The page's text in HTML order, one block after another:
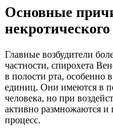
Основные
Главные возбудители
частности, спирохета
в полости рта, особенно
единиц. Они имеются в
человека, но при
активно размножаются и
процесс.